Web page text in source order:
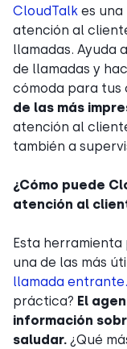
CloudTalk es una
atención al
llamadas. Ayuda
de llamadas y
cómoda para tus
de las más
atención al
también a
¿Cómo puede
atención al
Esta herramienta
una de las más
llamada entrante.
práctica? El
información
saludar. ¿Qué